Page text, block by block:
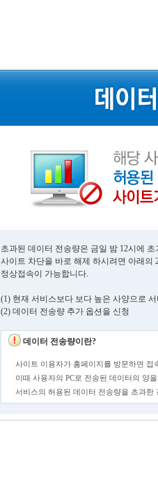
초과된 데이터 전송량은 금일 밤 12시에
사이트 차단을 바로 해제 하시려면 아래의
정상접속이 가능합니다.
(1) 현재 서비스보다 보다 높은 사양으로
(2) 데이터 전송량 추가 옵션을 신청
데이터 전송량이란?
사이트 이용자가 홈페이지를 방문하면 접
이때 사용자의 PC로 전송된 데이터의 양
서비스의 허용된 데이터 전송량을 초과